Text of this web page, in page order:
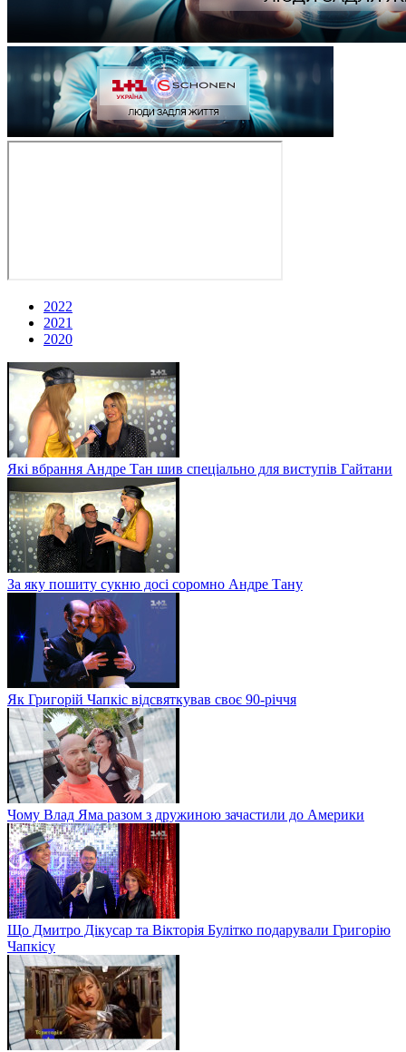
2022
2021
2020
Які вбрання Андре Тан шив спеціально для виступів Гайтани
За яку пошиту сукню досі соромно Андре Тану
Як Григорій Чапкіс відсвяткував своє 90-річчя
Чому Влад Яма разом з дружиною зачастили до Америки
Що Дмитро Дікусар та Вікторія Булітко подарували Григорію
Чапкісу